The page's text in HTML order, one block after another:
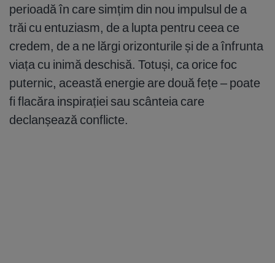
perioadă în care simțim din nou impulsul de a
trăi cu entuziasm, de a lupta pentru ceea ce
credem, de a ne lărgi orizonturile și de a înfrunta
viața cu inimă deschisă. Totuși, ca orice foc
puternic, această energie are două fețe – poate
fi flacăra inspirației sau scânteia care
declanșează conflicte.